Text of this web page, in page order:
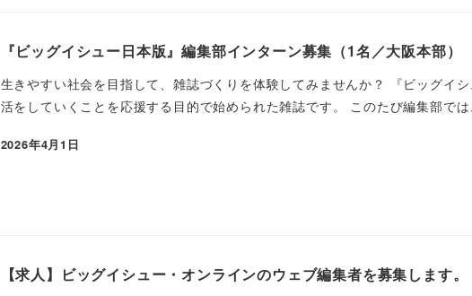
『ビッグイシュー日本版』編集部インターン募集（1名／大阪本部）
生きやすい社会を目指して、雑誌づくりを体験してみませんか？ 『ビッグイ
活をしていくことを応援する目的で始められた雑誌です。 このたび編集部で
2026年4月1日
【求人】ビッグイシュー・オンラインのウェブ編集者を募集します。